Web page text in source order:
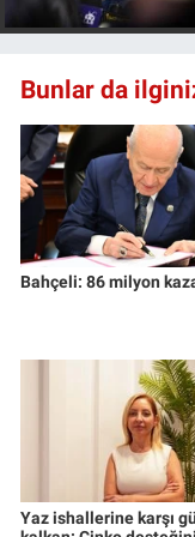
Bunlar da
Bahçeli: 86 milyon
Yaz ishallerine karşı
Yerel Yaşam
Canlı Yayın